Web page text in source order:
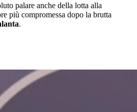
palare anche della lotta alla
più compromessa dopo la brutta
.